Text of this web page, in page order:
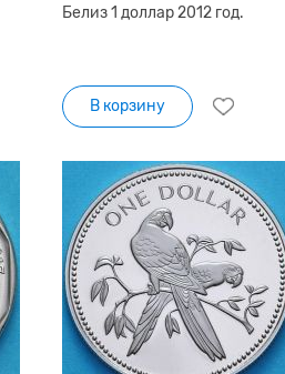
Белиз 1 доллар 2012 год.
В корзину